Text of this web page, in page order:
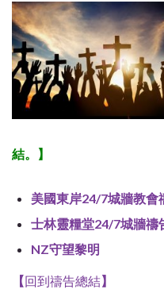
結。
】
美國東岸24/7城牆教會
士林靈糧堂24/7城牆禱
NZ守望黎明
【回到禱告總結】